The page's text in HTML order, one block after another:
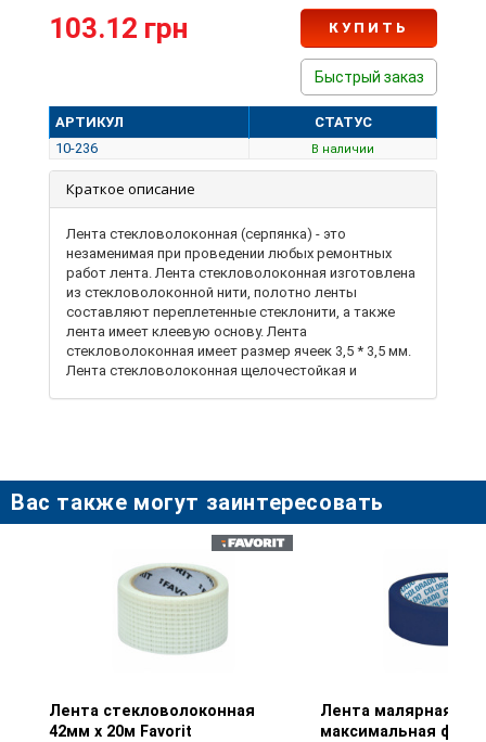
103.12 грн
Быстрый заказ
КУПИТЬ
АРТИКУЛ
СТАТУС
10-236
В наличии
Краткое описание
Лента стекловолоконная (серпянка) - это
незаменимая при проведении любых ремонтных
работ лента. Лента стекловолоконная изготовлена ​​
из стекловолоконной нити, полотно ленты
составляют переплетенные стеклонити, а также
лента имеет клеевую основу. Лента
стекловолоконная имеет размер ячеек 3,5 * 3,5 мм.
Лента стекловолоконная щелочестойкая и
отделке помещения; в процессе укрепления
внешней части стены; для восстановления стен и
Вас также могут заинтересовать
Просмотр товара
Лента стекловолоконная
42мм х 20м Favorit
Просмотр
Лента малярная,
максимальная